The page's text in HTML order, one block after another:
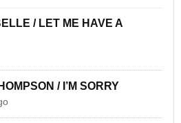
/ LET ME HAVE A
/ I’M SORRY